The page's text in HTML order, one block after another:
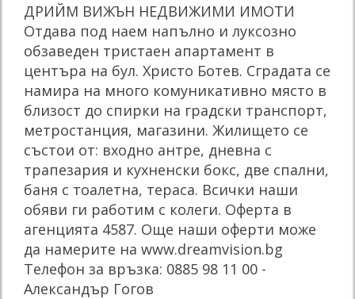
ДРИЙМ ВИЖЪН НЕДВИЖИМИ ИМОТИ
Отдава под наем напълно и луксозно
обзаведен тристаен апартамент в
центъра на бул. Христо Ботев. Сградата се
намира на много комуникативно място в
близост до спирки на градски транспорт,
метростанция, магазини. Жилището се
състои от: входно антре, дневна с
трапезария и кухненски бокс, две спални,
баня с тоалетна, тераса. Всички наши
обяви ги работим с колеги. Оферта в
агенцията 4587. Още наши оферти може
да намерите на www.dreamvision.bg
Телефон за връзка: 0885 98 11 00 -
Александър Гогов